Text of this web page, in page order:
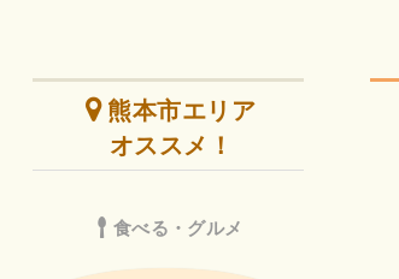
熊本市エリア
オススメ！
食べる・グルメ